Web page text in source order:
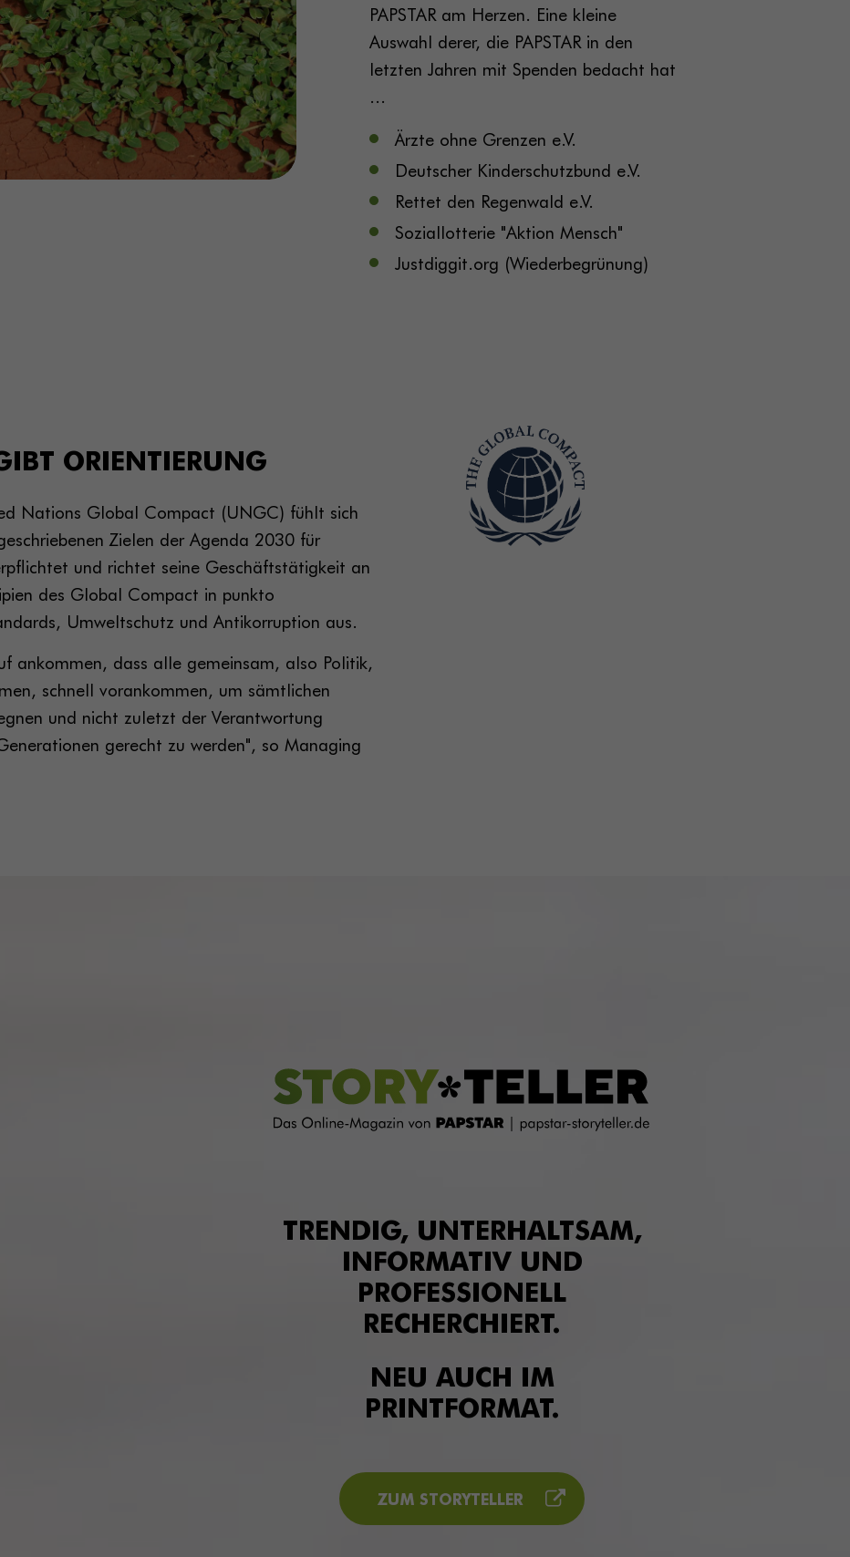
PAPSTAR am Herzen. Eine kleine
Auswahl derer, die PAPSTAR in den
letzten Jahren mit Spenden bedacht hat
...
Ärzte ohne Grenzen e.V.
Deutscher Kinderschutzbund e.V.
Rettet den Regenwald e.V.
Soziallotterie "Aktion Mensch"
Justdiggit.org (Wiederbegrünung)
ORIENTIERUNG
Nations Global Compact (UNGC) fühlt sich
Zielen der Agenda 2030 für
und richtet seine Geschäftstätigkeit an
des Global Compact in punkto
Umweltschutz und Antikorruption aus.
ankommen, dass alle gemeinsam, also Politik,
schnell vorankommen, um sämtlichen
und nicht zuletzt der Verantwortung
gerecht zu werden", so Managing
TRENDIG, UNTERHALTSAM,
INFORMATIV UND
PROFESSIONELL
RECHERCHIERT.
NEU AUCH IM
PRINTFORMAT.
ZUM STORYTELLER